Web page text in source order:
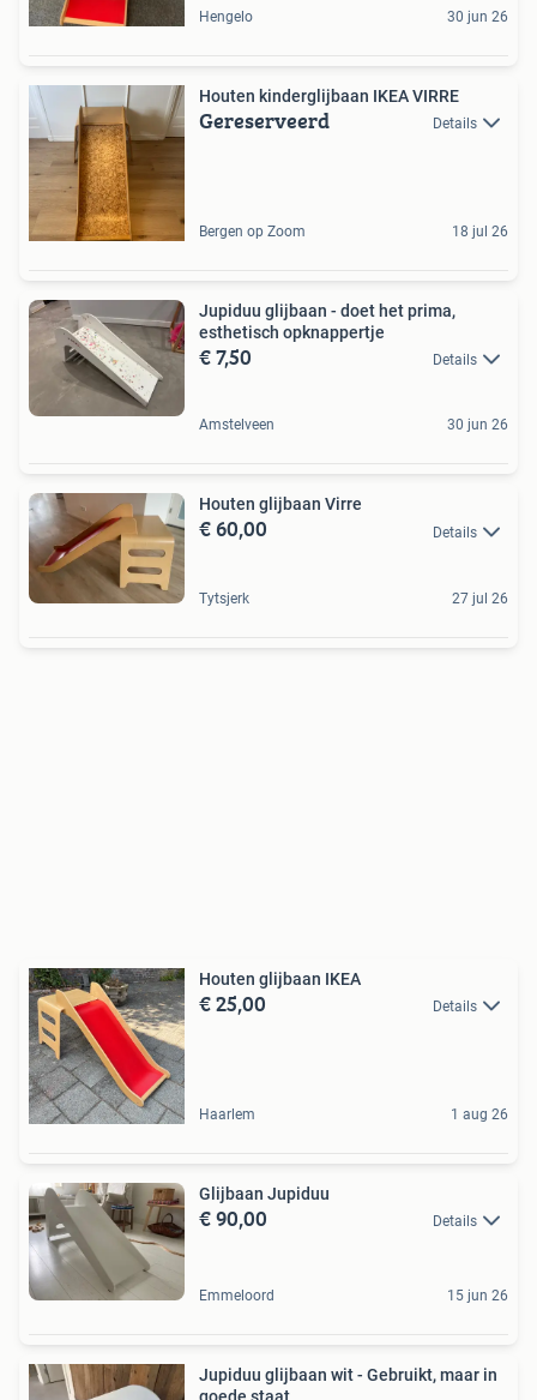
Hengelo 30 jun 26
Houten kinderglijbaan IKEA VIRRE
Gereserveerd Details
Bergen op Zoom 18 jul 26
Jupiduu glijbaan - doet het prima,
esthetisch opknappertje
€ 7,50 Details
Amstelveen 30 jun 26
Houten glijbaan Virre
€ 60,00 Details
Tytsjerk 27 jul 26
Houten glijbaan IKEA
€ 25,00 Details
Haarlem 1 aug 26
Glijbaan Jupiduu
€ 90,00 Details
Emmeloord 15 jun 26
Jupiduu glijbaan wit - Gebruikt, maar in
goede staat